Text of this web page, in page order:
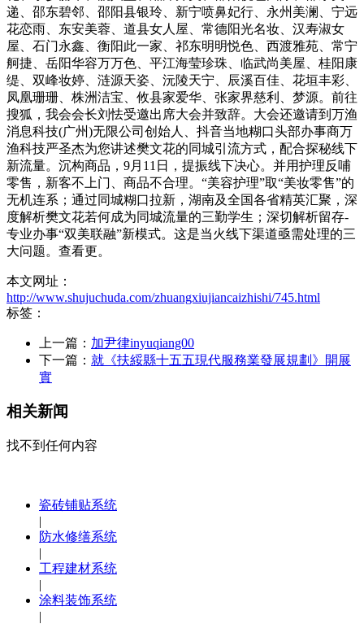
递、邵东碧邻、邵阳县银玲、新宁喷鼻妃行、永州美澜、宁远
花恋雨、东安美蓉、道县女人屋、常德阳光名妆、汉寿淑女
屋、石门永鑫、衡阳此一家、祁东明明悦色、西渡雅苑、常宁
舸捷、岳阳华容万万色、平江海莹珍珠、临武尚美屋、桂阳康
缇、双峰妆婷、涟源天姿、沅陵天宁、辰溪百佳、花垣丰彩、
凤凰珊珊、株洲洁宝、攸县家爱华、张家界慈利、梦源。前往
搜狐，我会会长刘怯受邀出席大会并致辞。大会还邀请到万渔
消息科技(广州)无限公司创始人、抖音当地糊口头部办事商万
渔科技严圣杰为您讲述樊文花的同城引流方式，配合探秘线下
新流量。沉构商品，9月11日，提振线下决心。并用护理反哺
零售，新客不上门、商品不合理。“美容护理”取“美妆零售”的
无机连系；通过同城糊口拉新，湖南及全国各省精英汇聚，深
度解析樊文花若何成为同城流量的三勤学生；深切解析留存-
专业办事“双美联融”新模式。这是当火线下渠道亟需处理的三
大问题。查看更。
本文网址：
http://www.shujuchuda.com/zhuangxiujiancaizhishi/745.html
标签：
上一篇： 加尹律inyuqiang00
下一篇： 就《扶綏縣十五五現代服務業發展規劃》開展
實
相关新闻
找不到任何内容
瓷砖铺贴系统
|
防水修缮系统
|
工程建材系统
|
涂料装饰系统
|